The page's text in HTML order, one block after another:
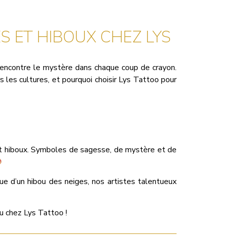
ET HIBOUX CHEZ LYS
le mystère dans chaque coup de crayon.
les cultures, et pourquoi choisir Lys Tattoo pour
Symboles de sagesse, de mystère et de
d’un hibou des neiges, nos artistes talentueux
chez Lys Tattoo !